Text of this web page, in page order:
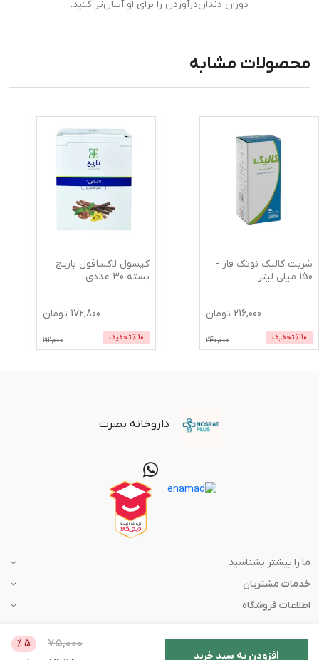
افزودن به سبد خرید
75,000
5
%
دوران دندان‌درآوردن را برای او آسان‌تر کنید.
محصولات مشابه
شربت کالیک نوتک فار -
150 میلی لیتر
216,000 تومان
10 % تخفیف 240,000
کپسول لاکسافول باریج
بسته 30 عددی
172,800 تومان
10 % تخفیف 192,000
داروخانه نصرت
ما را بیشتر بشناسید
خدمات مشتریان
اطلاعات فروشگاه